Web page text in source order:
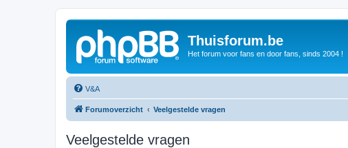
Thuisforum.be
Het forum voor fans en door fans, sinds 2004 !
V&A
Forumoverzicht Veelgestelde vragen
Veelgestelde vragen